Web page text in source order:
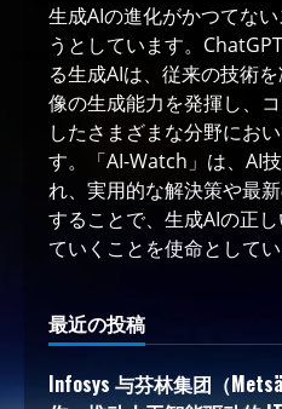
生成AIの進化がかつてな
うとしています。
る生成AIは、従来の技術
像の生成能力を発揮し、
したさまざまな分野にお
す。「AI-Watch」は、AI
れ、実用的な解決策や最
することで、生成AIの正
ていくことを使命としてい
最近の投稿
Infosys 与芬林集团（